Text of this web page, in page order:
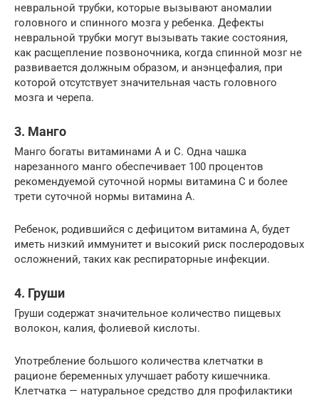
невральной трубки, которые вызывают аномалии
головного и спинного мозга у ребенка. Дефекты
невральной трубки могут вызывать такие состояния,
как расщепление позвоночника, когда спинной мозг не
развивается должным образом, и анэнцефалия, при
которой отсутствует значительная часть головного
мозга и черепа.
3. Манго
Манго богаты витаминами А и С. Одна чашка
нарезанного манго обеспечивает 100 процентов
рекомендуемой суточной нормы витамина C и более
трети суточной нормы витамина A.
Ребенок, родившийся с дефицитом витамина А, будет
иметь низкий иммунитет и высокий риск послеродовых
осложнений, таких как респираторные инфекции.
4. Груши
Груши содержат значительное количество пищевых
волокон, калия, фолиевой кислоты.
Употребление большого количества клетчатки в
рационе беременных улучшает работу кишечника.
Клетчатка — натуральное средство для профилактики